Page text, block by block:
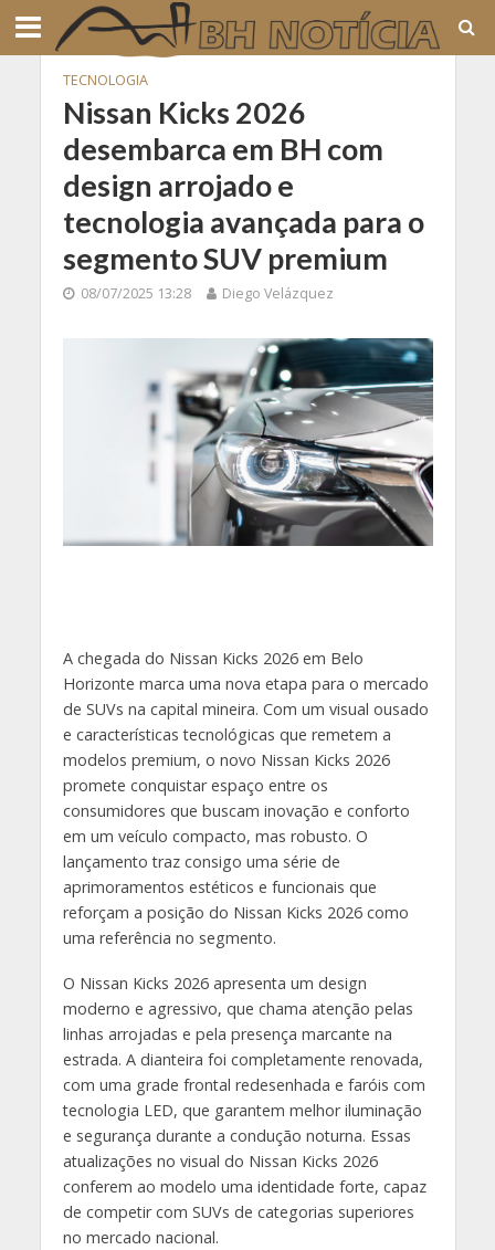
TECNOLOGIA
Nissan Kicks 2026
desembarca em BH com
design arrojado e
tecnologia avançada para o
segmento SUV premium
08/07/2025 13:28 Diego Velázquez
A chegada do Nissan Kicks 2026 em Belo
Horizonte marca uma nova etapa para o mercado
de SUVs na capital mineira. Com um visual ousado
e características tecnológicas que remetem a
modelos premium, o novo Nissan Kicks 2026
promete conquistar espaço entre os
consumidores que buscam inovação e conforto
em um veículo compacto, mas robusto. O
lançamento traz consigo uma série de
aprimoramentos estéticos e funcionais que
reforçam a posição do Nissan Kicks 2026 como
uma referência no segmento.
O Nissan Kicks 2026 apresenta um design
moderno e agressivo, que chama atenção pelas
linhas arrojadas e pela presença marcante na
estrada. A dianteira foi completamente renovada,
com uma grade frontal redesenhada e faróis com
tecnologia LED, que garantem melhor iluminação
e segurança durante a condução noturna. Essas
atualizações no visual do Nissan Kicks 2026
conferem ao modelo uma identidade forte, capaz
de competir com SUVs de categorias superiores
no mercado nacional.